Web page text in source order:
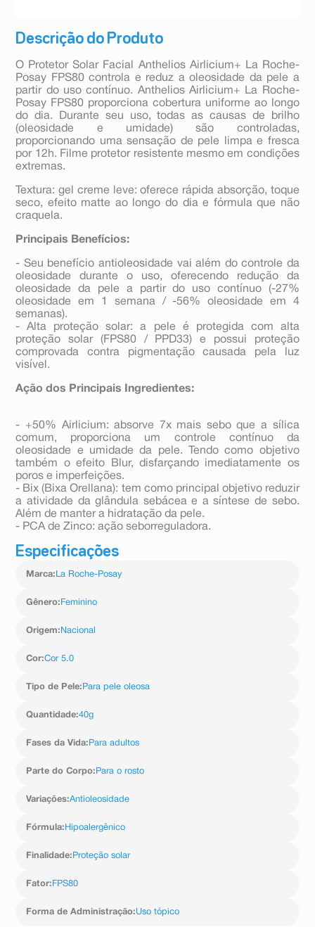
Descrição do Produto
O Protetor Solar Facial Anthelios Airlicium+ La Roche-
Posay FPS80 controla e reduz a oleosidade da pele a
partir do uso contínuo. Anthelios Airlicium+ La Roche-
Posay FPS80 proporciona cobertura uniforme ao longo
do dia. Durante seu uso, todas as causas de brilho
(oleosidade e umidade) são controladas,
proporcionando uma sensação de pele limpa e fresca
por 12h. Filme protetor resistente mesmo em condições
extremas.
Textura: gel creme leve: oferece rápida absorção, toque
seco, efeito matte ao longo do dia e fórmula que não
craquela.
Principais Benefícios:
- Seu benefício antioleosidade vai além do controle da
oleosidade durante o uso, oferecendo redução da
oleosidade da pele a partir do uso contínuo (-27%
oleosidade em 1 semana / -56% oleosidade em 4
semanas).
- Alta proteção solar: a pele é protegida com alta
proteção solar (FPS80 / PPD33) e possui proteção
comprovada contra pigmentação causada pela luz
visível.
Ação dos Principais Ingredientes:
- +50% Airlicium: absorve 7x mais sebo que a sílica
comum, proporciona um controle contínuo da
oleosidade e umidade da pele. Tendo como objetivo
também o efeito Blur, disfarçando imediatamente os
poros e imperfeições.
- Bix (Bixa Orellana): tem como principal objetivo reduzir
a atividade da glândula sebácea e a síntese de sebo.
Além de manter a hidratação da pele.
- PCA de Zinco: ação seborreguladora.
Especificações
Marca: La Roche-Posay
Gênero: Feminino
Origem: Nacional
Cor:Cor 5.0
Tipo de Pele: Para pele oleosa
Quantidade:40g
Fases da Vida: Para adultos
Parte do Corpo: Para o rosto
Variações:Antioleosidade
Fórmula: Hipoalergênico
Finalidade: Proteção solar
Fator: FPS80
Forma de Administração:Uso tópico